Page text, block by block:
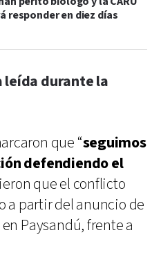
responder en diez días
leída durante la
que “seguimos
defendiendo el
que el conflicto
a partir del anuncio de
Paysandú, frente a